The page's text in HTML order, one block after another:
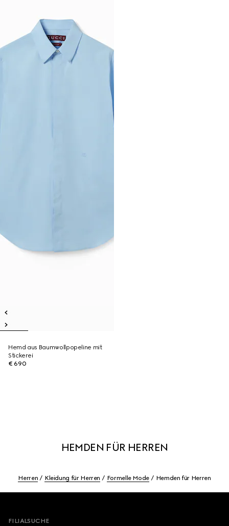
Hemd aus Baumwollpopeline mit
Stickerei
€ 690
HEMDEN FÜR HERREN
Herren Kleidung für Herren Formelle Mode Hemden für Herren
FILIALSUCHE